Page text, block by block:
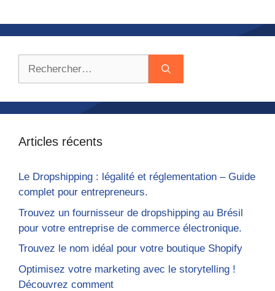
Articles récents
Le Dropshipping : légalité et réglementation – Guide
complet pour entrepreneurs.
Trouvez un fournisseur de dropshipping au Brésil
pour votre entreprise de commerce électronique.
Trouvez le nom idéal pour votre boutique Shopify
Optimisez votre marketing avec le storytelling !
Découvrez comment